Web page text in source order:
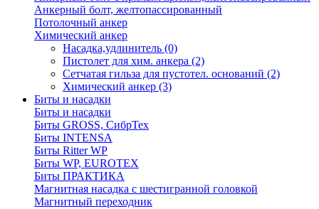
Анкерный болт, желтопассированный
Потолочный анкер
Химический анкер
Насадка,удлинитель (0)
Пистолет для хим. анкера (2)
Сетчатая гильза для пустотел. оснований (2)
Химический анкер (3)
Биты и насадки
Биты и насадки
Биты GROSS, СибрТех
Биты INTENSA
Биты Ritter WP
Биты WP, EUROTEX
Биты ПРАКТИКА
Магнитная насадка с шестигранной головкой
Магнитный переходник